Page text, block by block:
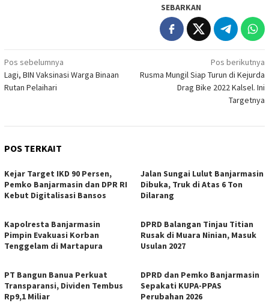
SEBARKAN
Navigasi
pos
Pos sebelumnya
Lagi, BIN Vaksinasi Warga Binaan
Rutan Pelaihari
Pos berikutnya
Rusma Mungil Siap Turun di Kejurda
Drag Bike 2022 Kalsel. Ini
Targetnya
POS TERKAIT
Kejar Target IKD 90 Persen,
Pemko Banjarmasin dan DPR RI
Kebut Digitalisasi Bansos
Jalan Sungai Lulut Banjarmasin
Dibuka, Truk di Atas 6 Ton
Dilarang
Kapolresta Banjarmasin
Pimpin Evakuasi Korban
Tenggelam di Martapura
DPRD Balangan Tinjau Titian
Rusak di Muara Ninian, Masuk
Usulan 2027
PT Bangun Banua Perkuat
Transparansi, Dividen Tembus
Rp9,1 Miliar
DPRD dan Pemko Banjarmasin
Sepakati KUPA-PPAS
Perubahan 2026